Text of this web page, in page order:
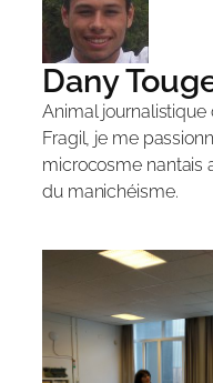
Dany
Animal journalistique
Fragil, je me
microcosme nantais
du manichéisme.